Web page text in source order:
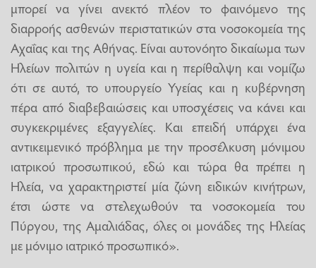
μπορεί να γίνει ανεκτό πλέον το φαινόμενο της
διαρροής ασθενών περιστατικών στα νοσοκομεία της
Αχαΐας και της Αθήνας. Είναι αυτονόητο δικαίωμα των
Ηλείων πολιτών η υγεία και η περίθαλψη και νομίζω
ότι σε αυτό, το υπουργείο Υγείας και η κυβέρνηση
πέρα από διαβεβαιώσεις και υποσχέσεις να κάνει και
συγκεκριμένες εξαγγελίες. Και επειδή υπάρχει ένα
αντικειμενικό πρόβλημα με την προσέλκυση μόνιμου
ιατρικού προσωπικού, εδώ και τώρα θα πρέπει η
Ηλεία, να χαρακτηριστεί μία ζώνη ειδικών κινήτρων,
έτσι ώστε να στελεχωθούν τα νοσοκομεία του
Πύργου, της Αμαλιάδας, όλες οι μονάδες της Ηλείας
με μόνιμο ιατρικό προσωπικό».